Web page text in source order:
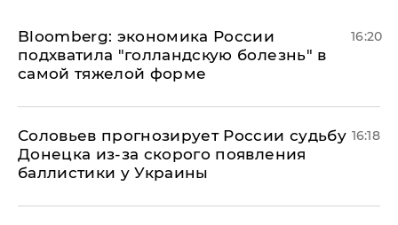
Bloomberg: экономика России
подхватила "голландскую болезнь" в
самой тяжелой форме
16:20
Соловьев прогнозирует России судьбу
Донецка из-за скорого появления
баллистики у Украины
16:18